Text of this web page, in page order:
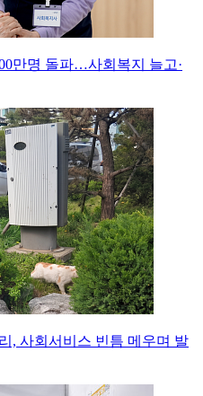
만명 돌파…사회복지 늘고·
, 사회서비스 빈틈 메우며 발